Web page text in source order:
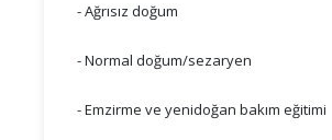
- Ağrısız doğum
- Normal doğum/sezaryen
- Emzirme ve yenidoğan bakım eğitimi